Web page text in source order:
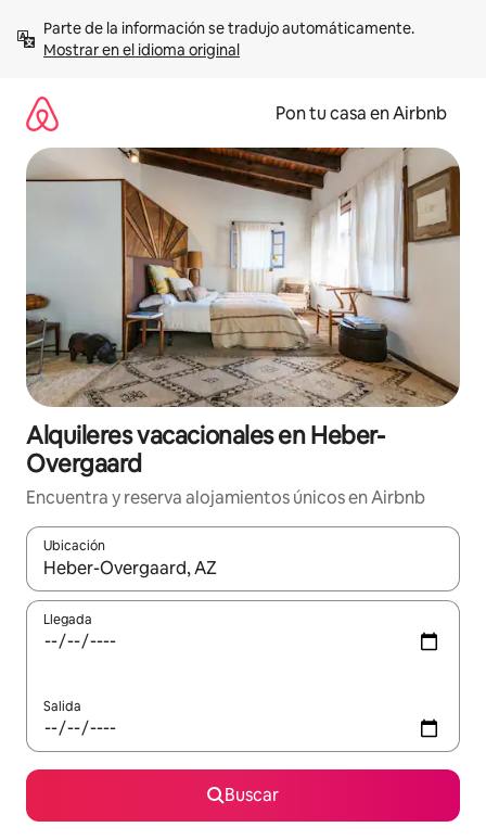
contenidoMostrar en el idioma original
Pon tu casa en Airbnb
Alquileres vacacionales en Heber-
Overgaard
Encuentra y reserva alojamientos únicos en Airbnb
Ubicación
Cuando los resultados estén disponibles, navega con las
Llegada
Salida
Buscar